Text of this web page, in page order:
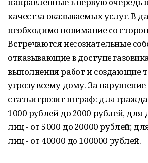
качества оказываемых услуг. В
необходимо понимание со
Встречаются несознательные
отказывающие в доступе
выполнения работ и создающие
угрозу всему дому. За
статьи грозит штраф: для
1000 рублей до 2000 рублей,
лиц - от 5000 до 20000 рублей;
лиц - от 40000 до 100000 рублей.